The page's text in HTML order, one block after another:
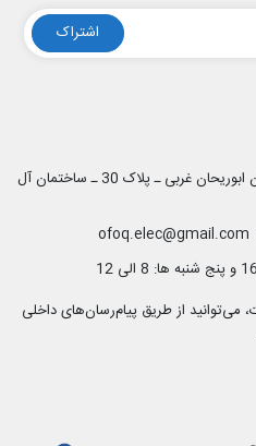
اشتراک
اصفهان ـ خیابان آل محمد _ خیابان ابوریحان غربی ـ پلاک 30 ـ ساختمان آل
می‌توانید از طریق پیام‌رسان‌های داخلی